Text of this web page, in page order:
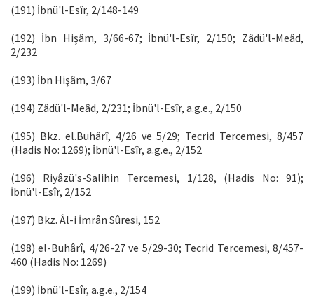
(191) İbnü'l-Esîr, 2/148-149
(192) İbn Hişâm, 3/66-67; İbnü'l-Esîr, 2/150; Zâdü'l-Meâd,
2/232
(193) İbn Hişâm, 3/67
(194) Zâdü'l-Meâd, 2/231; İbnü'l-Esîr, a.g.e., 2/150
(195) Bkz. el.Buhârî, 4/26 ve 5/29; Tecrid Tercemesi, 8/457
(Hadis No: 1269); İbnü'l-Esîr, a.g.e., 2/152
(196) Riyâzü's-Salihin Tercemesi, 1/128, (Hadis No: 91);
İbnü'l-Esîr, 2/152
(197) Bkz. Âl-i İmrân Sûresi, 152
(198) el-Buhârî, 4/26-27 ve 5/29-30; Tecrid Tercemesi, 8/457-
460 (Hadis No: 1269)
(199) İbnü'l-Esîr, a.g.e., 2/154